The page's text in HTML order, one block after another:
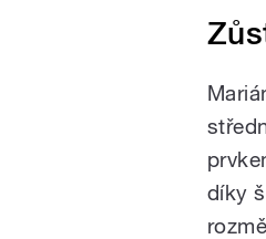
díky